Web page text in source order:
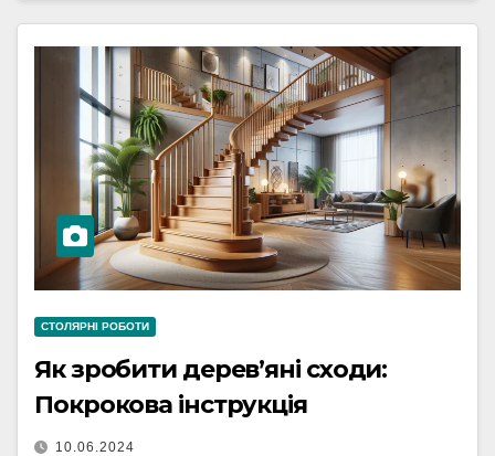
СТОЛЯРНІ РОБОТИ
Як зробити дерев’яні сходи:
Покрокова інструкція
10.06.2024